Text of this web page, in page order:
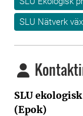
SLU Nätverk
SLU
(Epok)